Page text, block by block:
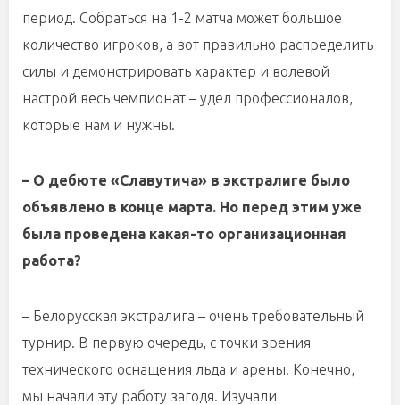
период. Собраться на 1-2 матча может большое
количество игроков, а вот правильно распределить
силы и демонстрировать характер и волевой
настрой весь чемпионат – удел профессионалов,
которые нам и нужны.
– О дебюте «Славутича» в экстралиге было
объявлено в конце марта. Но перед этим уже
была проведена какая-то организационная
работа?
– Белорусская экстралига – очень требовательный
турнир. В первую очередь, с точки зрения
технического оснащения льда и арены. Конечно,
мы начали эту работу загодя. Изучали